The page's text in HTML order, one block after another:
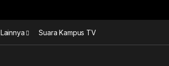
Lainnya Suara Kampus TV